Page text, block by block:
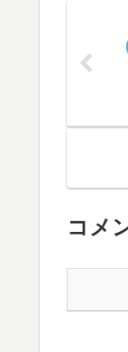
コメ